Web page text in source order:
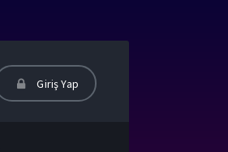
Giriş Yap